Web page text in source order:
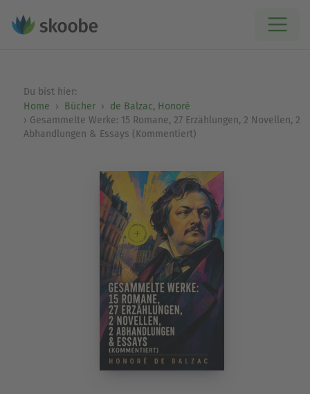
Du bist hier:
Home
Bücher
de Balzac, Honoré
Gesammelte Werke: 15 Romane, 27 Erzählungen, 2 Novellen, 2
Abhandlungen & Essays (Kommentiert)